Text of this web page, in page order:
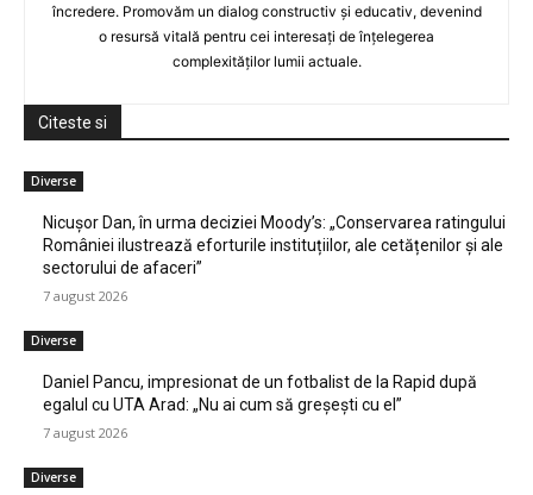
încredere. Promovăm un dialog constructiv și educativ, devenind
o resursă vitală pentru cei interesați de înțelegerea
complexităților lumii actuale.
Citeste si
Diverse
Nicușor Dan, în urma deciziei Moody’s: „Conservarea ratingului
României ilustrează eforturile instituțiilor, ale cetățenilor și ale
sectorului de afaceri”
7 august 2026
Diverse
Daniel Pancu, impresionat de un fotbalist de la Rapid după
egalul cu UTA Arad: „Nu ai cum să greșești cu el”
7 august 2026
Diverse